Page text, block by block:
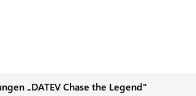
„DATEV Chase the Legend"